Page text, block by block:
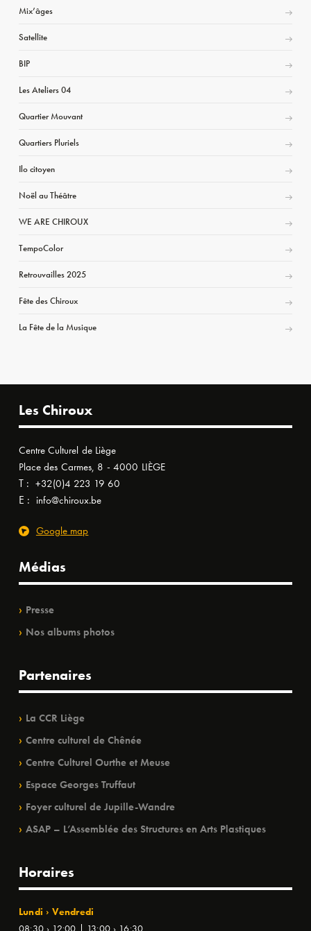
Mix’âges
Satellite
BIP
Les Ateliers 04
Quartier Mouvant
Quartiers Pluriels
Ilo citoyen
Noël au Théâtre
WE ARE CHIROUX
TempoColor
Retrouvailles 2025
Fête des Chiroux
La Fête de la Musique
Les Chiroux
Centre Culturel de Liège
Place des Carmes, 8 - 4000 LIÈGE
T : +32(0)4 223 19 60
E : info@chiroux.be
Google map
Médias
Presse
Nos albums photos
Partenaires
La CCR Liège
Centre culturel de Chênée
Centre Culturel Ourthe et Meuse
Espace Georges Truffaut
Foyer culturel de Jupille-Wandre
ASAP – L’Assemblée des Structures en Arts Plastiques
Horaires
Lundi › Vendredi
08:30 › 12:00 | 13:00 › 16:30